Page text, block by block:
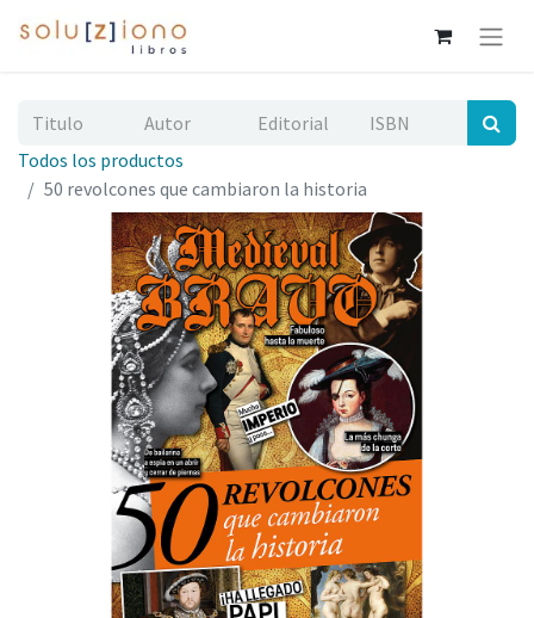
Todos los productos
50 revolcones que cambiaron la historia